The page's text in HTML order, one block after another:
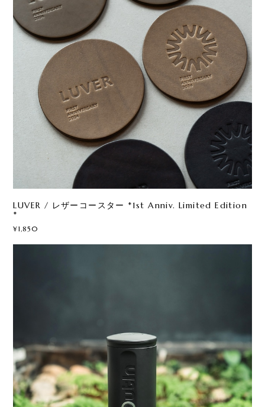
LUVER / レザーコースター *1st Anniv. Limited Edition
*
¥1,850